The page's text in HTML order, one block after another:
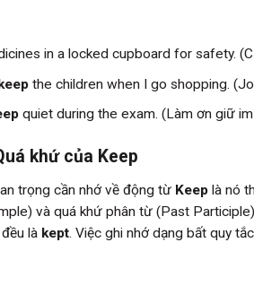
in a locked cupboard for safety.
the children when I go shopping.
quiet during the exam. (Làm ơn giữ
khứ của Keep
trọng cần nhớ về động từ Keep là nó
và quá khứ phân từ (Past
là kept. Việc ghi nhớ dạng bất quy